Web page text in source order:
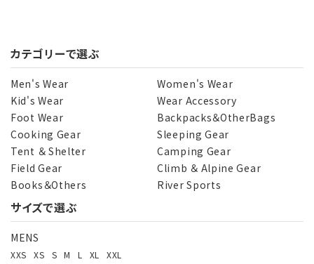
カテゴリーで選ぶ
Men's Wear
Women's Wear
Kid's Wear
Wear Accessory
Foot Wear
Backpacks＆OtherBags
Cooking Gear
Sleeping Gear
Tent ＆ Shelter
Camping Gear
Field Gear
Climb ＆ Alpine Gear
Books＆Others
River Sports
サイズで選ぶ
MENS
XXS XS S M L XL XXL